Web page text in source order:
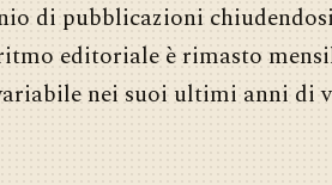
di pubblicazioni
editoriale è rimasto
nei suoi ultimi anni di